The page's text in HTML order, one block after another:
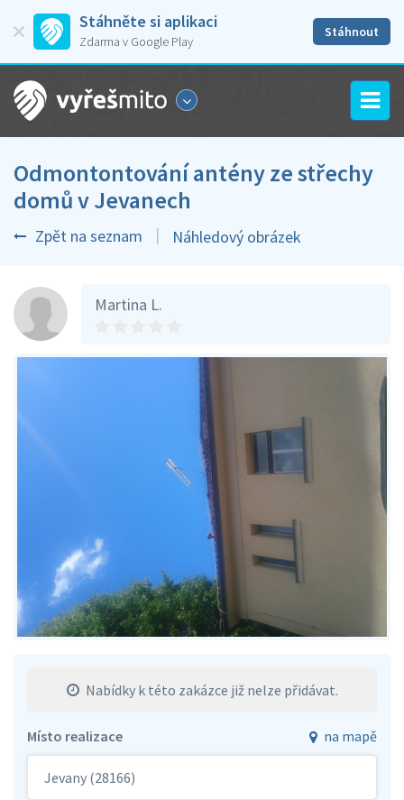
Stáhněte si aplikaci
Zdarma v Google Play
Stáhnout
Odmontontování antény ze střechy
domů v Jevanech
Zpět na seznam Náhledový obrázek
Martina L.
Nabídky k této zakázce již nelze přidávat.
Místo realizace na mapě
Jevany (28166)